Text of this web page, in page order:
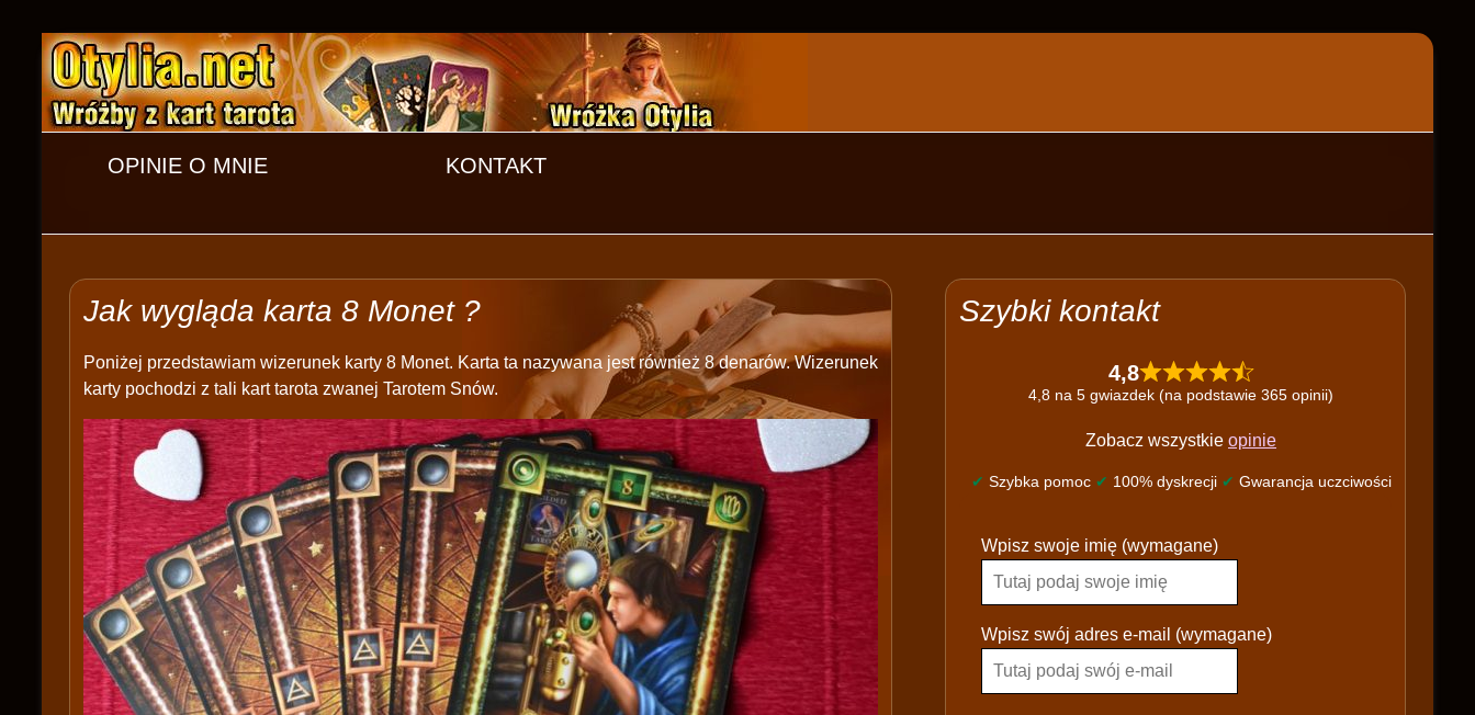
OPINIE O MNIE KONTAKT
Jak wygląda karta 8 Monet ?
Poniżej przedstawiam wizerunek karty 8 Monet. Karta ta nazywana jest również 8 denarów. Wizerunek
karty pochodzi z tali kart tarota zwanej Tarotem Snów.
Szybki kontakt
4,8
4,8 na 5 gwiazdek (na podstawie 365 opinii)
Zobacz wszystkie opinie
✔ Szybka pomoc ✔ 100% dyskrecji ✔ Gwarancja uczciwości
l
a
s
Wpisz swoje imię (wymagane)
Wpisz swój adres e-mail (wymagane)